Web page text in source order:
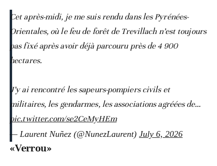
Cet après-midi, je me suis rendu dans les Pyrénées-
Orientales, où le feu de forêt de Trevillach n’est toujours
pas fixé après avoir déjà parcouru près de 4 900
hectares.
J’y ai rencontré les sapeurs-pompiers civils et
militaires, les gendarmes, les associations agréées de…
pic.twitter.com/se2CeMyHEm
— Laurent Nuñez (@NunezLaurent) July 6, 2026
«Verrou»